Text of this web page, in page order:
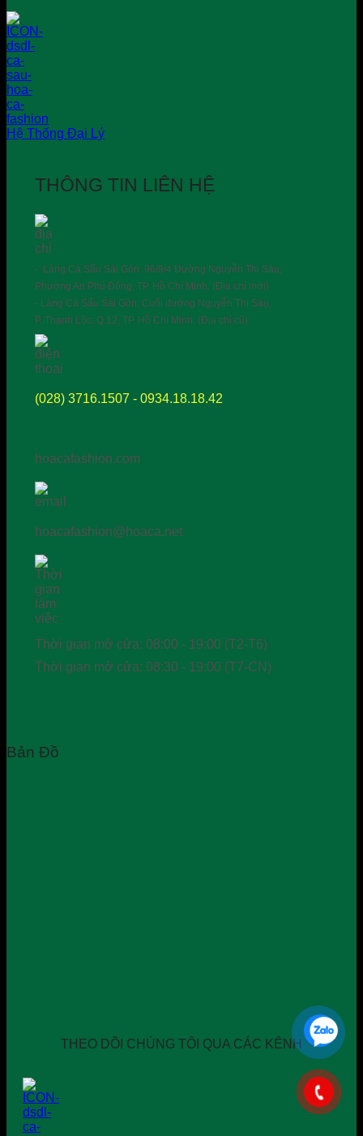
Hệ Thống Đại Lý
THÔNG TIN LIÊN HỆ
- Làng Cá Sấu Sài Gòn: 96/9/4 Đường Nguyễn Thị Sáu,
Phường An Phú Đông, TP. Hồ Chí Minh. (Địa chỉ mới)
- Làng Cá Sấu Sài Gòn: Cuối đường Nguyễn Thị Sáu,
P. Thạnh Lộc, Q.12, TP. Hồ Chí Minh. (Địa chỉ cũ)
(028) 3716.1507 - 0934.18.18.42
hoacafashion.com
hoacafashion@hoaca.net
Thời gian mở cửa: 08:00 - 19:00 (T2-T6)
Thời gian mở cửa: 08:30 - 19:00 (T7-CN)
Bản Đồ
THEO DÕI CHÚNG TÔI QUA CÁC KÊNH